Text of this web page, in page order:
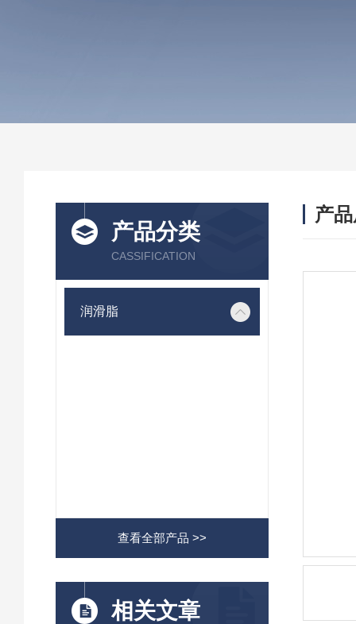
产品分类
CASSIFICATION
润滑脂
查看全部产品 >>
相关文章
产